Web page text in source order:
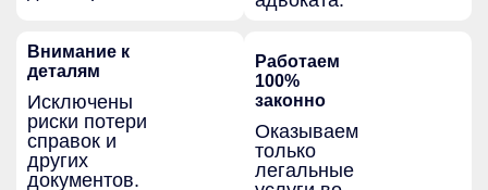
Внимание к
деталям
Исключены
риски потери
справок и
других
документов.
Работаем
100%
законно
Оказываем
только
легальные